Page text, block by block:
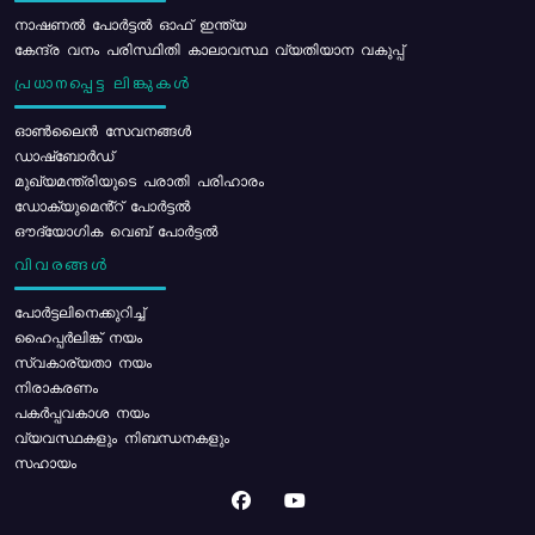
നാഷണൽ പോർട്ടൽ ഓഫ് ഇന്ത്യ
കേന്ദ്ര വനം പരിസ്ഥിതി കാലാവസ്ഥ വ്യതിയാന വകുപ്പ്
പ്രധാനപ്പെട്ട ലിങ്കുകൾ
ഓൺലൈൻ സേവനങ്ങൾ
ഡാഷ്ബോർഡ്
മുഖ്യമന്ത്രിയുടെ പരാതി പരിഹാരം
ഡോക്യുമെൻ്റ് പോർട്ടൽ
ഔദ്യോഗിക വെബ് പോർട്ടൽ
വിവരങ്ങൾ
പോര്‍ട്ടലിനെക്കുറിച്ച്
ഹൈപ്പർലിങ്ക് നയം
സ്വകാര്യതാ നയം
നിരാകരണം
പകർപ്പവകാശ നയം
വ്യവസ്ഥകളും നിബന്ധനകളും
സഹായം